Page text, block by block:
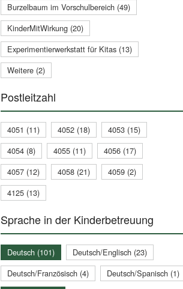
Burzelbaum im Vorschulbereich (49)
KinderMitWirkung (20)
Experimentierwerkstatt für Kitas (13)
Weitere (2)
Postleitzahl
4051 (11) 4052 (18)
4053 (15)
4054 (8)
4055 (11)
4056 (17)
4057 (12)
4058 (21)
4059 (2)
4125 (13)
Sprache in der Kinderbetreuung
Deutsch (101)
Deutsch/Englisch (23)
Deutsch/Französisch (4)
Deutsch/Spanisch (1)